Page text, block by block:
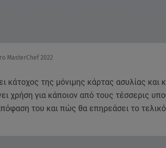
MasterChef 2022
κάτοχος της μόνιμης κάρτας ασυλίας και
χρήση για κάποιον από τους τέσσερις
του και πώς θα επηρεάσει το τελικό